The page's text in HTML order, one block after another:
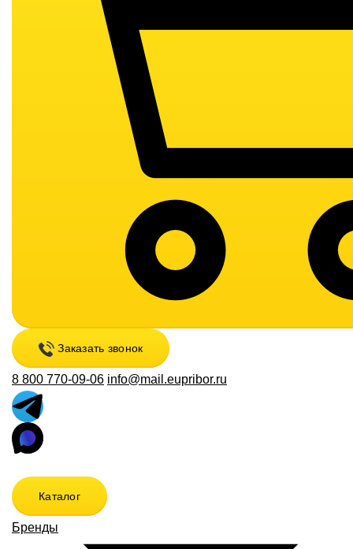
Заказать звонок
8 800 770-09-06 info@mail.eupribor.ru
Каталог
Бренды